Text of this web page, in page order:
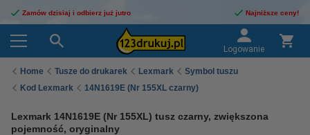
Zamów dzisiaj i odbierz już jutro Najniższe ceny!
Logowanie
Home Tusze do drukarek Lexmark
Symbol tuszu
Kod Lexmark
14N1619E (Nr 155XL czarny)
Lexmark 14N1619E (Nr 155XL) tusz czarny, zwiększona
pojemność, oryginalny